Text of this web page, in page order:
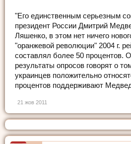
"Его единственным серьезным
президент России Дмитрий
Ляшенко, в этом нет ничего
"оранжевой революции" 2004 г.
составлял более 50 процентов.
результаты опросов говорят о
украинцев положительно
процентов поддерживают
21 жов 2011